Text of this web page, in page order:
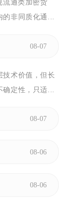
流通类加密货
的非同质化通...
08-07
技术价值，但长
定性，只适...
08-07
08-06
08-06